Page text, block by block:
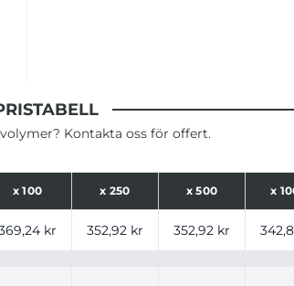
Kontakta oss för offert.
x100 x 250 x500 x
kr 352,92 kr 352,92 kr